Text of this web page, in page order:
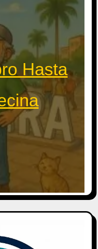
Hasta